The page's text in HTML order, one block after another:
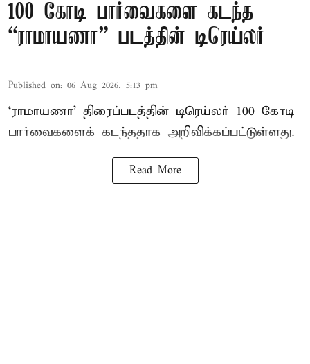
100 கோடி பார்வைகளை கடந்த
“ராமாயணா” படத்தின் டிரெய்லர்
Published on: 06 Aug 2026, 5:13 pm
‘ராமாயணா’ திரைப்படத்தின் டிரெய்லர் 100 கோடி
பார்வைகளைக் கடந்ததாக அறிவிக்கப்பட்டுள்ளது.
Read More